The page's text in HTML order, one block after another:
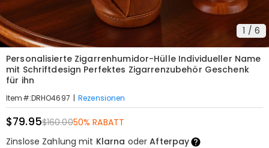
1 / 6
Personalisierte Zigarrenhumidor-Hülle Individueller Name
mit Schriftdesign Perfektes Zigarrenzubehör Geschenk
für ihn
Item#:DRHO4697 | Rezensionen
$79.95$160.0050% RABATT
Zinslose Zahlung mit Klarna oderAfterpay